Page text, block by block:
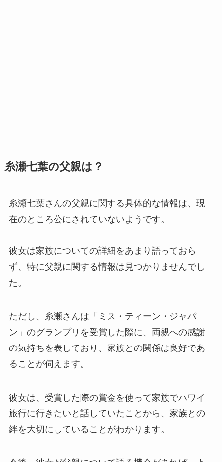
糸瀬七葉の父親は？
糸瀬七葉さんの父親に関する具体的な情報は、現
在のところ公にされていないようです。
彼女は家族についての詳細をあまり語っておら
ず、特に父親に関する情報は見つかりませんでし
た。
ただし、糸瀬さんは「ミス・ティーン・ジャパ
ン」のグランプリを受賞した際に、両親への感謝
の気持ちを表しており、家族との関係は良好であ
ることが伺えます。
彼女は、受賞した際の賞金を使って家族でハワイ
旅行に行きたいと話していたことから、家族との
絆を大切にしていることがわかります。